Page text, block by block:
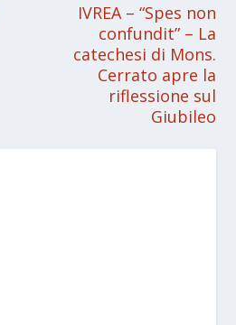
IVREA – “Spes non
confundit” – La
catechesi di Mons.
Cerrato apre la
riflessione sul
Giubileo